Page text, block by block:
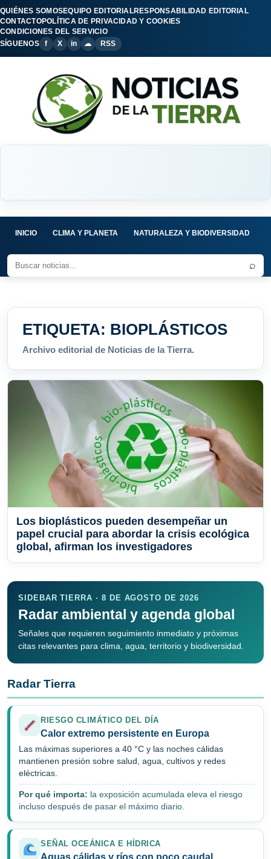
QUIÉNES SOMOSEQUIPO EDITORIALRESPONSABILIDAD EDITORIAL
CONTACTOPOLÍTICA DE PRIVACIDAD Y COOKIES
CONDICIONES DEL SERVICIO
SÍGUENOS
f X in ☁ RSS
INICIO CLIMA Y PLANETA NATURALEZA Y BIODIVERSIDAD
⌕
ETIQUETA: BIOPLÁSTICOS
Archivo editorial de Noticias de la Tierra.
Los bioplásticos pueden desempeñar un
papel crucial para abordar la crisis ecológica
global, afirman los investigadores
SIDEBAR TIERRA · 8 DE AGOSTO DE 2026
Radar ambiental y agenda global
Señales que requieren seguimiento inmediato y próximas
citas relevantes para clima, agua, territorio y biodiversidad.
Radar Tierra
RIESGO CLIMÁTICO DEL DÍA
Calor extremo persistente en Europa
Las máximas superiores a 40 °C y las noches cálidas
mantienen presión sobre salud, agua, cultivos y redes
eléctricas.
Por qué importa: la exposición acumulada eleva el riesgo
incluso después de pasar el máximo diario.
SEÑAL OCEÁNICA E HÍDRICA